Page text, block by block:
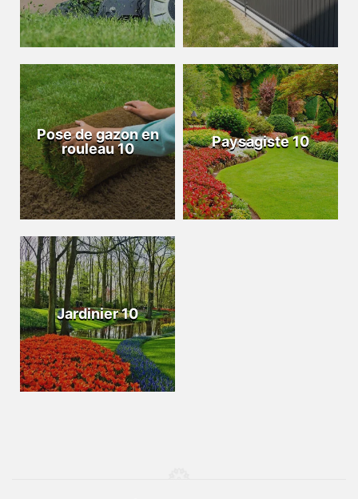
Pose de gazon en
rouleau 10
Paysagiste 10
Jardinier 10